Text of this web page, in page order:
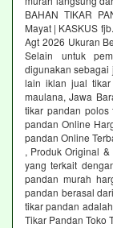
BAHAN TIKAR
Mayat | KASKUS
Agt 2026 Ukuran
Selain untuk
digunakan sebagai
lain iklan jual
maulana, Jawa
tikar pandan polos
pandan Online
pandan Online
, Produk Original
yang terkait
pandan murah
pandan berasal
tikar pandan
Tikar Pandan Toko